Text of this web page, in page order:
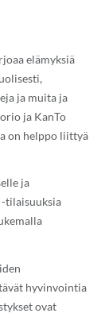
elämyksiä
ja muita ja
ja KanTo
on helppo liittyä
ja
tilaisuuksia
hyvinvointia
ovat